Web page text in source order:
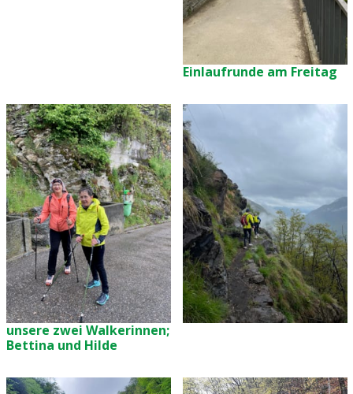
Einlaufrunde am Freitag
unsere zwei Walkerinnen;
Bettina und Hilde